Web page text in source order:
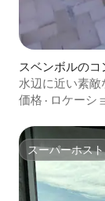
スベンボルのコ
水辺に近い素敵
価格 · ロケーシ
スーパーホスト
スーパーホスト